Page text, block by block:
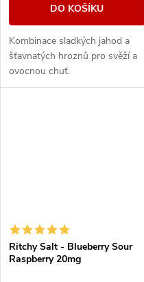
DO KOŠÍKU
Kombinace sladkých jahod a
šťavnatých hroznů pro svěží a
ovocnou chuť.
Ritchy Salt - Blueberry Sour
Raspberry 20mg